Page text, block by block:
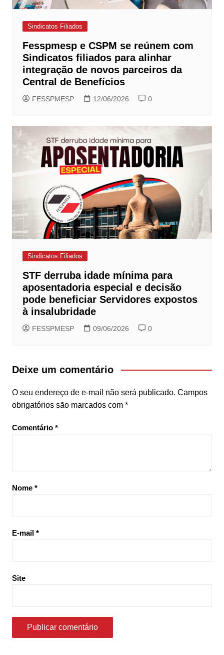
Sindicatos Filiados
Fesspmesp e CSPM se reúnem com
Sindicatos filiados para alinhar
integração de novos parceiros da
Central de Benefícios
FESSPMESP 12/06/2026 0
Sindicatos Filiados
STF derruba idade mínima para
aposentadoria especial e decisão
pode beneficiar Servidores expostos
à insalubridade
FESSPMESP 09/06/2026 0
Deixe um comentário
O seu endereço de e-mail não será publicado. Campos
obrigatórios são marcados com *
Comentário *
Nome *
E-mail *
Site